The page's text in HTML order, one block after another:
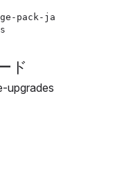
pack-ja
ド
upgrades